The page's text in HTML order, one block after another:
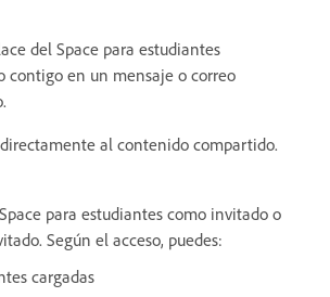
del Space para estudiantes
contigo en un mensaje o correo
al contenido compartido.
para estudiantes como invitado o
Según el acceso, puedes:
cargadas